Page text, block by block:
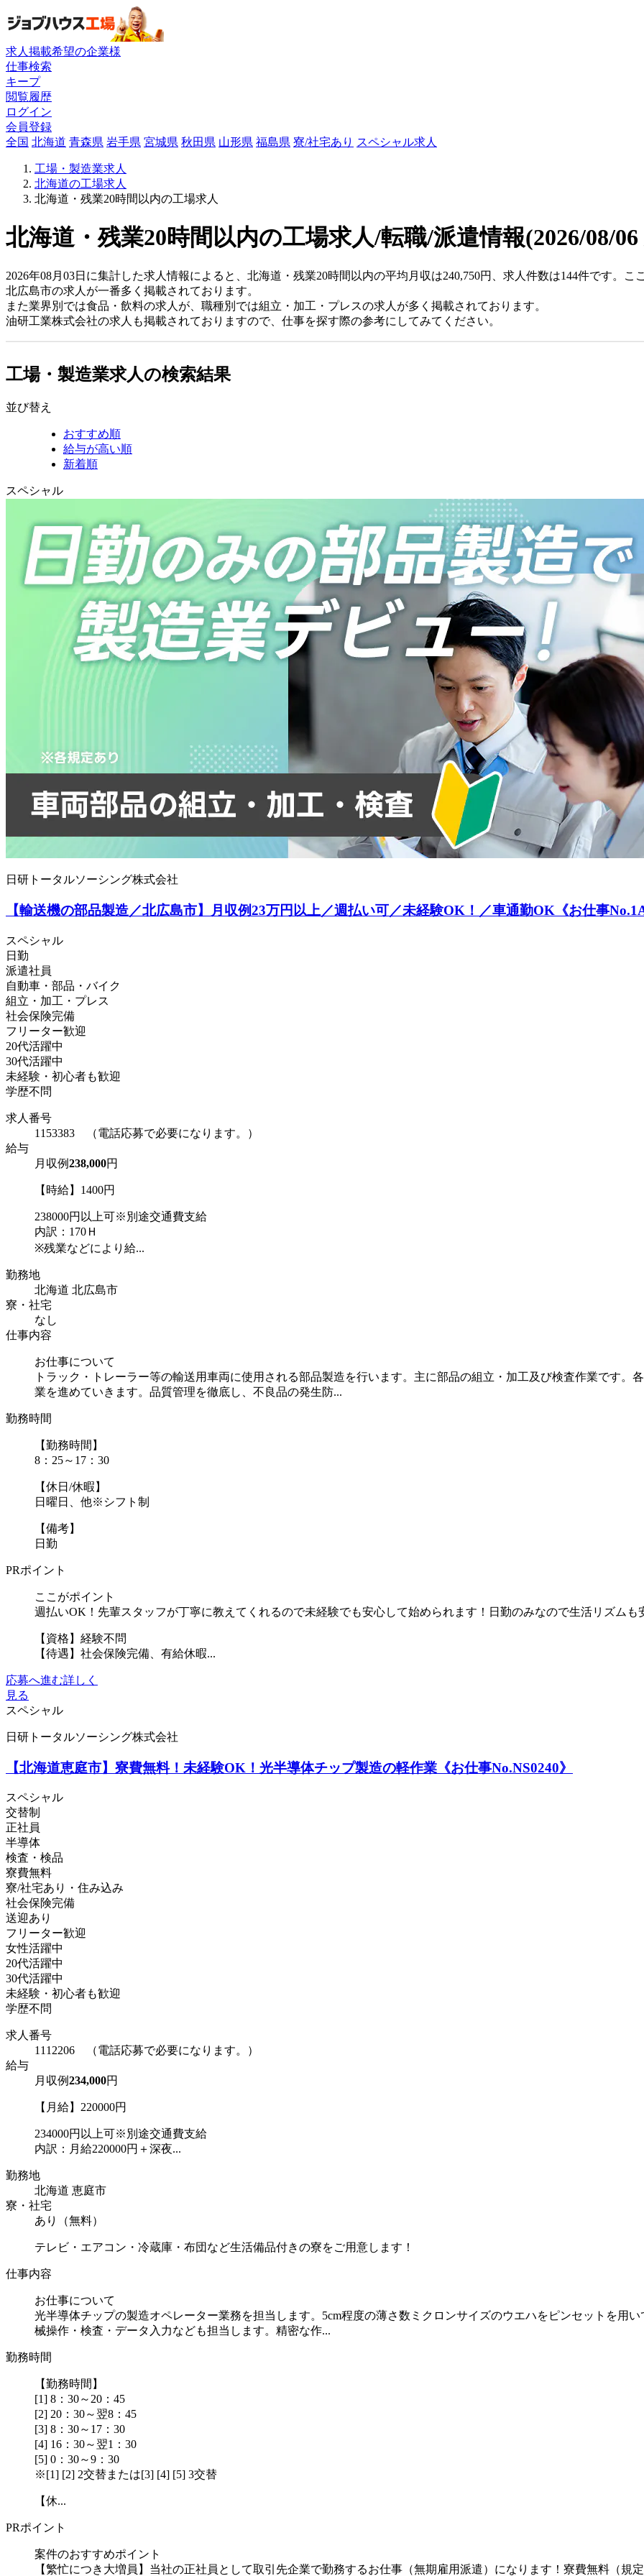
求人掲載希望の企業様
仕事検索
キープ
閲覧履歴
ログイン
会員登録
全国 北海道 青森県 岩手県 宮城県 秋田県 山形県 福島県 寮/社宅あり スペシャル求人
工場・製造業求人
北海道の工場求人
北海道・残業20時間以内の工場求人
北海道・残業20時間以内の工場求人/転職/派遣情報(2026/08/
2026年08月03日に集計した求人情報によると、北海道・残業20時間以内の平均月収は240,750円、求人件数は144件です。
北広島市の求人が一番多く掲載されております。
また業界別では食品・飲料の求人が、職種別では組立・加工・プレスの求人が多く掲載されております。
油研工業株式会社の求人も掲載されておりますので、仕事を探す際の参考にしてみてください。
工場・製造業求人の検索結果
並び替え
おすすめ順
給与が高い順
新着順
スペシャル
日研トータルソーシング株式会社
【輸送機の部品製造／北広島市】月収例23万円以上／週払い可／未経験OK！／車通勤OK《お仕事
スペシャル
日勤
派遣社員
自動車・部品・バイク
組立・加工・プレス
社会保険完備
フリーター歓迎
20代活躍中
30代活躍中
未経験・初心者も歓迎
学歴不問
求人番号
1153383 （電話応募で必要になります。）
給与
月収例238,000円
【時給】1400円
238000円以上可※別途交通費支給
内訳：170Ｈ
※残業などにより給...
勤務地
北海道 北広島市
寮・社宅
なし
仕事内容
お仕事について
トラック・トレーラー等の輸送用車両に使用される部品製造を行います。主に部品の組立・加工及び検査作業です。
業を進めていきます。品質管理を徹底し、不良品の発生防...
勤務時間
【勤務時間】
8：25～17：30
【休日/休暇】
日曜日、他※シフト制
【備考】
日勤
PRポイント
ここがポイント
週払いOK！先輩スタッフが丁寧に教えてくれるので未経験でも安心して始められます！日勤のみなので生活リズム
【資格】経験不問
【待遇】社会保険完備、有給休暇...
応募へ進む詳しく
見る
スペシャル
日研トータルソーシング株式会社
【北海道恵庭市】寮費無料！未経験OK！光半導体チップ製造の軽作業《お仕事No.NS0240》
スペシャル
交替制
正社員
半導体
検査・検品
寮費無料
寮/社宅あり・住み込み
社会保険完備
送迎あり
フリーター歓迎
女性活躍中
20代活躍中
30代活躍中
未経験・初心者も歓迎
学歴不問
求人番号
1112206 （電話応募で必要になります。）
給与
月収例234,000円
【月給】220000円
234000円以上可※別途交通費支給
内訳：月給220000円＋深夜...
勤務地
北海道 恵庭市
寮・社宅
あり（無料）
テレビ・エアコン・冷蔵庫・布団など生活備品付きの寮をご用意します！
仕事内容
お仕事について
光半導体チップの製造オペレーター業務を担当します。5cm程度の薄さ数ミクロンサイズのウエハをピンセットを用
械操作・検査・データ入力なども担当します。精密な作...
勤務時間
【勤務時間】
[1] 8：30～20：45
[2] 20：30～翌8：45
[3] 8：30～17：30
[4] 16：30～翌1：30
[5] 0：30～9：30
※[1] [2] 2交替または[3] [4] [5] 3交替
【休...
PRポイント
案件のおすすめポイント
【繁忙につき大増員】当社の正社員として取引先企業で勤務するお仕事（無期雇用派遣）になります！寮費無料（